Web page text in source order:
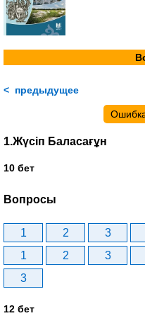
< предыдущее
1.Жүсіп Баласағұн
10 бет
Вопросы
1 2 3
1
2 3
3
12 бет